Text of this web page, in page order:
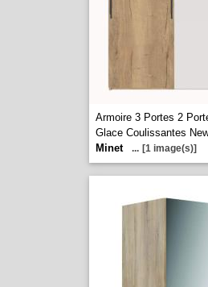
Armoire 3 Portes 2
Glace Coulissantes
Minet
... [1 image(s)]